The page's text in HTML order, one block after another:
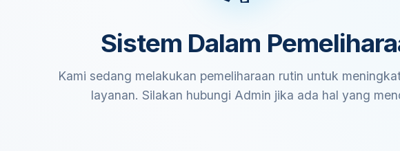
Sistem Dalam
Kami sedang melakukan pemeliharaan rutin untuk
layanan. Silakan hubungi Admin jika ada hal yang